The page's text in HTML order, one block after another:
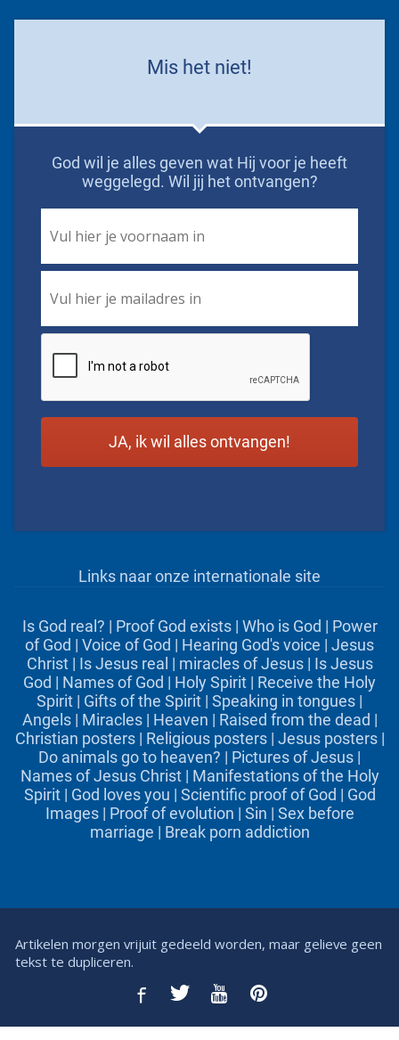
Mis het niet!
God wil je alles geven wat Hij voor je heeft
weggelegd. Wil jij het ontvangen?
Name *
Links naar onze internationale site
Is God real? | Proof God exists| Who is God | Power
of God | Voice of God | Hearing God's voice | Jesus
Christ| Is Jesus real | miracles of Jesus| Is Jesus
God | Names of God | Holy Spirit | Receive the Holy
Spirit | Gifts of the Spirit | Speaking in tongues |
Angels| Miracles| Heaven | Raised from the dead |
Christian posters| Religious posters| Jesus posters|
Do animals go to heaven? | Pictures of Jesus |
Names of Jesus Christ| Manifestations of the Holy
Spirit| God loves you | Scientific proof of God | God
Images| Proof of evolution | Sin | Sex before
marriage | Break porn addiction
Artikelen morgen vrijuit gedeeld worden, maar gelieve geen
tekst te dupliceren.